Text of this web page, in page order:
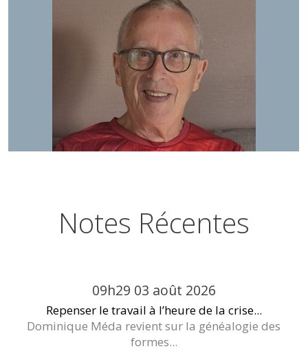
Notes Récentes
09h29 03 août 2026
Repenser le travail à l’heure de la crise...
Dominique Méda revient sur la généalogie des
formes...